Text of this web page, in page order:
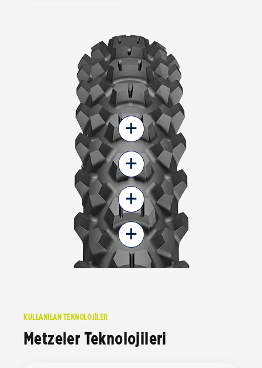
+
+
+
+
KULLANILAN TEKNOLOJİLER
Metzeler Teknolojileri